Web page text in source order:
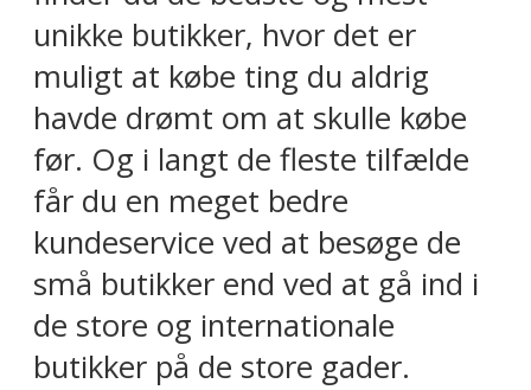
unikke butikker, hvor det er
muligt at købe ting du aldrig
havde drømt om at skulle købe
før. Og i langt de fleste tilfælde
får du en meget bedre
kundeservice ved at besøge de
små butikker end ved at gå ind i
de store og internationale
butikker på de store gader.